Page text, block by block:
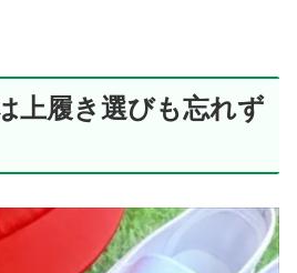
上履き選びも忘れず